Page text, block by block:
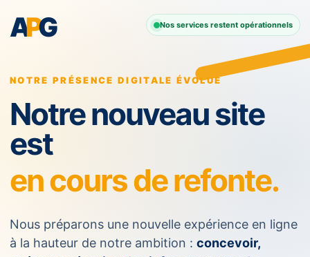
APG Nos services restent opérationnels
NOTRE PRÉSENCE DIGITALE ÉVOLUE
Notre nouveau site
est
en cours de refonte.
Nous préparons une nouvelle expérience en ligne
à la hauteur de notre ambition : concevoir,